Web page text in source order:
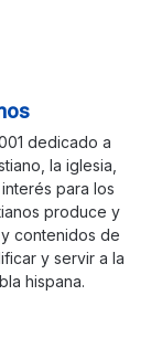
dedicado a
la iglesia,
para los
produce y
contenidos de
y servir a la
hispana.